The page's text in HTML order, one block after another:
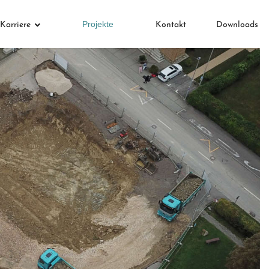
Karriere Projekte Kontakt Downloads